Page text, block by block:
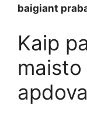
baigiant
Kaip